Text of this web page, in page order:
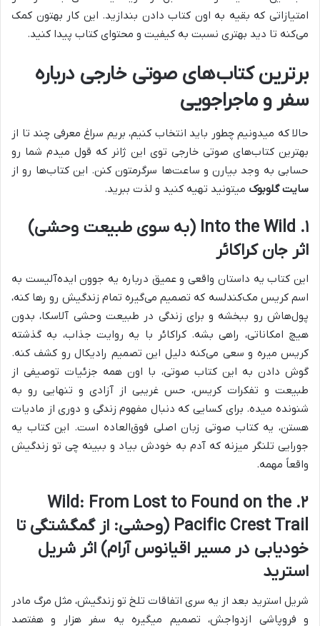
امتیازاتی که بقیه به اون کتاب دادن بندازید. این کار بهتون کمک
می‌کنه تا دید بهتری نسبت به کیفیت و محتوای کتاب پیدا کنید.
برترین کتاب‌های صوتی خارجی درباره
سفر و ماجراجویی
حالا که میدونیم چطور باید انتخاب کنیم، بریم سراغ معرفی چند تا از
بهترین کتاب‌های صوتی خارجی توی این ژانر که قول میدم شما رو
حسابی به وجد بیارن و ساعت‌ها سرگرمتون کنن. این کتاب‌ها رو از
سایت گلوبوک میتونید تهیه کنید و لذت ببرید.
۱. Into the Wild (به سوی طبیعت وحشی)
اثر جان کراکائر
این کتاب یه داستان واقعی و عمیق درباره یه جوون ایده‌آلیست به
اسم کریس مک‌کندلسه که تصمیم می‌گیره تمام زندگیش رو رها کنه،
پول‌هاش رو ببخشه و برای زندگی در طبیعت وحشی آلاسکا، بدون
هیچ امکاناتی، راهی بشه. کراکائر با یه روایت جذاب، به گذشته
کریس میره و سعی می‌کنه دلیل این تصمیم رادیکال رو کشف کنه.
گوش دادن به این کتاب صوتی، با اون همه جزئیات توصیفی از
طبیعت و تفکرات کریس، حس غریبی از آزادی و تنهایی رو به
شنونده میده. برای کسایی که دنبال مفهوم زندگی و دوری از مادیات
هستن، یه کتاب صوتی زبان اصلی فوق‌العاده است. این کتاب یه
جورایی تلنگر میزنه که آدم به خودش بیاد و ببینه چی تو زندگیش
واقعاً مهمه.
۲. Wild: From Lost to Found on the
Pacific Crest Trail (وحشی: از گمگشتگی تا
خودیابی در مسیر اقیانوس آرام) اثر شریل
استرید
شریل استرید بعد از یه سری اتفاقات تلخ تو زندگیش، مثل مرگ مادر
و فروپاشی ازدواجش، تصمیم میگیره یه سفر هزار و هفتصد